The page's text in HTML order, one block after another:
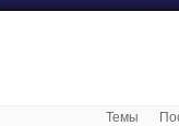
Темы